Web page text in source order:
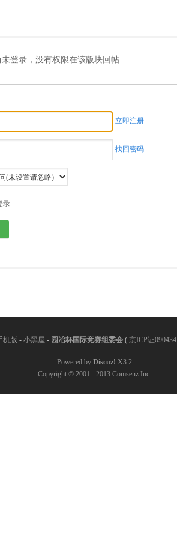
登录，没有权限在该版块回帖
立即注册
找回密码
录
机版 - 小黑屋 - 园冶杯国际竞赛组委会 ( 京ICP证090434
Powered by Discuz! X3.2
Copyright © 2001 - 2013 Comsenz Inc.